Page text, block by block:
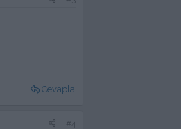
Cevapla
#4